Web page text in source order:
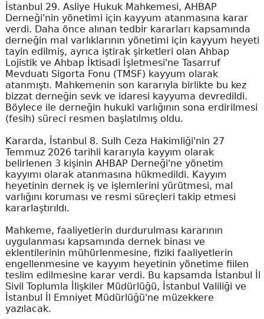
İstanbul 29. Asliye Hukuk Mahkemesi, AHBAP
Derneği'nin yönetimi için kayyum atanmasına karar
verdi. Daha önce alınan tedbir kararları kapsamında
derneğin mal varlıklarının yönetimi için kayyum heyeti
tayin edilmiş, ayrıca iştirak şirketleri olan Ahbap
Lojistik ve Ahbap İktisadi İşletmesi'ne Tasarruf
Mevduatı Sigorta Fonu (TMSF) kayyum olarak
atanmıştı. Mahkemenin son kararıyla birlikte bu kez
bizzat derneğin sevk ve idaresi kayyuma devredildi.
Böylece ile derneğin hukuki varlığının sona erdirilmesi
(fesih) süreci resmen başlatılmış oldu.
Kararda, İstanbul 8. Sulh Ceza Hakimliği'nin 27
Temmuz 2026 tarihli kararıyla kayyım olarak
belirlenen 3 kişinin AHBAP Derneği'ne yönetim
kayyımı olarak atanmasına hükmedildi. Kayyım
heyetinin dernek iş ve işlemlerini yürütmesi, mal
varlığını koruması ve resmi süreçleri takip etmesi
kararlaştırıldı.
Mahkeme, faaliyetlerin durdurulması kararının
uygulanması kapsamında dernek binası ve
eklentilerinin mühürlenmesine, fiziki faaliyetlerin
engellenmesine ve kayyım heyetinin yönetime fiilen
teslim edilmesine karar verdi. Bu kapsamda İstanbul İl
Sivil Toplumla İlişkiler Müdürlüğü, İstanbul Valiliği ve
İstanbul İl Emniyet Müdürlüğü'ne müzekkere
yazılacak.